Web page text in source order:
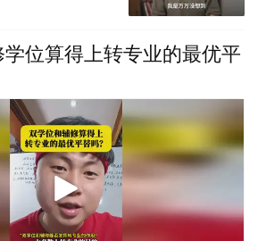
位算得上转专业的最优平